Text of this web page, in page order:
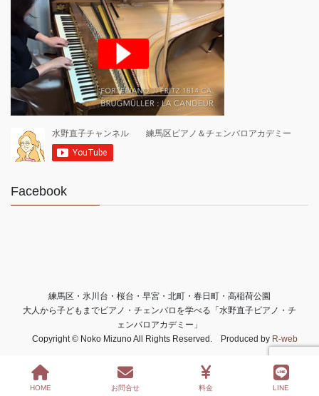
Facebook
練馬区・氷川台・桜台・早宮・北町・春日町・高稲荷公園
大人から子どもまでピアノ・チェンバロを学べる「水野直子ピアノ・チ
ェンバロアカデミー」
Copyright © Noko Mizuno All Rights Reserved. Produced by R-web
HOME お問合せ 料金 LINE